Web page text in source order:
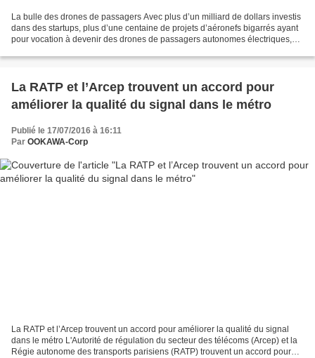
La bulle des drones de passagers Avec plus d’un milliard de dollars investis
dans des startups, plus d’une centaine de projets d’aéronefs bigarrés ayant
pour vocation à devenir des drones de passagers autonomes électriques,
La RATP et l’Arcep trouvent un accord pour
améliorer la qualité du signal dans le métro
Publié le 17/07/2016 à 16:11
Par OOKAWA-Corp
La RATP et l’Arcep trouvent un accord pour améliorer la qualité du signal
dans le métro L'Autorité de régulation du secteur des télécoms (Arcep) et la
Régie autonome des transports parisiens (RATP) trouvent un accord pour